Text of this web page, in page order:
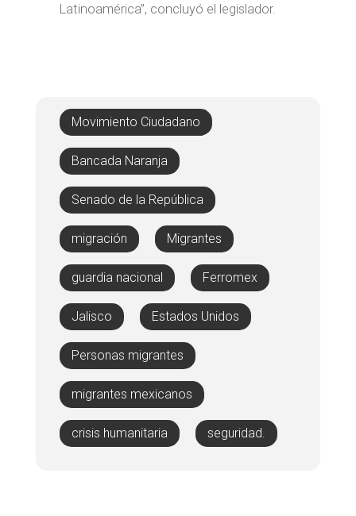
Latinoamérica”, concluyó el legislador.
Movimiento Ciudadano
Bancada Naranja
Senado de la República
migración Migrantes
guardia nacional Ferromex
Jalisco Estados Unidos
Personas migrantes
migrantes mexicanos
crisis humanitaria seguridad.